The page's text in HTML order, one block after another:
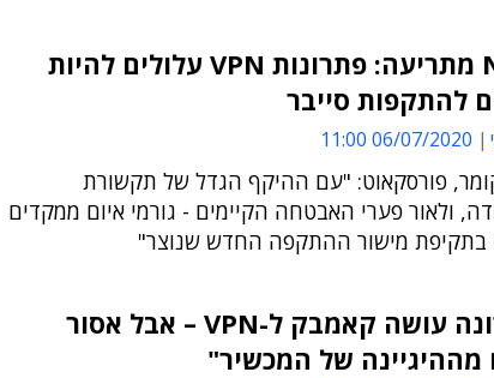
ה-NSA מתריעה: פתרונות VPN עלולים להיות
להתקפות סייבר
06/07/2020 11:00
פורסקאוט: "עם ההיקף הגדל של תקשורת
ולאור פערי האבטחה הקיימים - גורמי איום ממקדים
בתקיפת מישור ההתקפה החדש שנוצר"
"הקורונה עושה קאמבק ל-VPN – אבל אסור
מההיגיינה של המכשיר"